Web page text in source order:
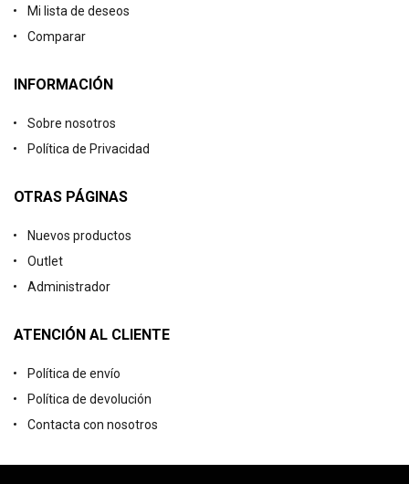
Mi lista de deseos
Comparar
INFORMACIÓN
Sobre nosotros
Política de Privacidad
OTRAS PÁGINAS
Nuevos productos
Outlet
Administrador
ATENCIÓN AL CLIENTE
Política de envío
Política de devolución
Contacta con nosotros